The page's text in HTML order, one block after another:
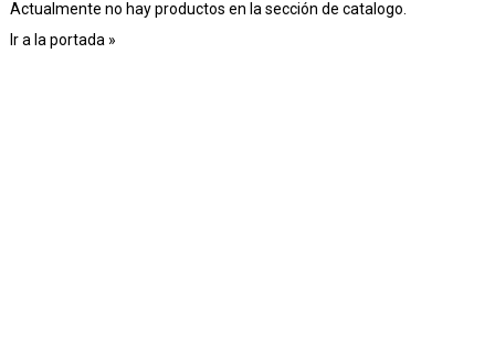
Actualmente no hay productos en la sección de catalogo.
Ir a la portada »